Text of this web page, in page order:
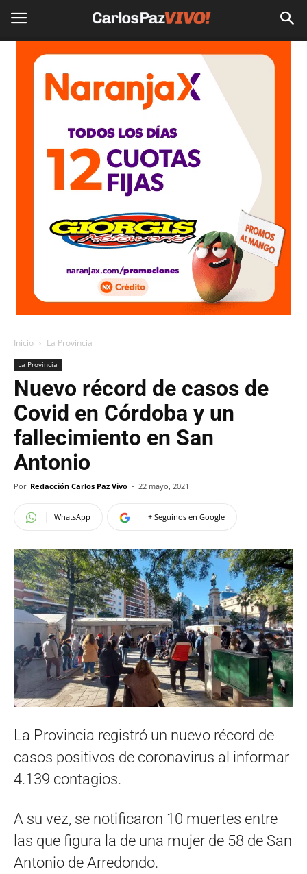
Inicio La Provincia
La Provincia
Nuevo récord de casos de
Covid en Córdoba y un
fallecimiento en San
Antonio
Por Redacción Carlos Paz Vivo - 22 mayo, 2021
WhatsApp + Seguinos en Google
La Provincia registró un nuevo récord de
casos positivos de coronavirus al informar
4.139 contagios.
A su vez, se notificaron 10 muertes entre
las que figura la de una mujer de 58 de San
Antonio de Arredondo.